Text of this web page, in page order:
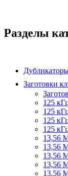
Разделы
Заготовки
125
125
125
125
13,56
13,56
13,56
13,56
13,56